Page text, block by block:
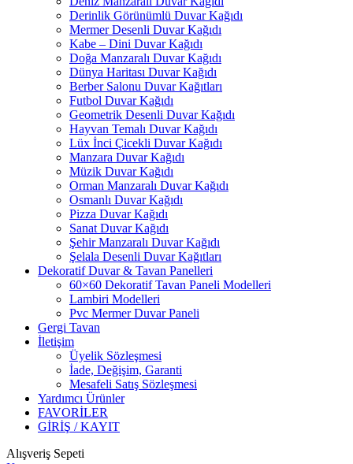
Derinlik Görünümlü Duvar Kağıdı
Mermer Desenli Duvar Kağıdı
Kabe – Dini Duvar Kağıdı
Doğa Manzaralı Duvar Kağıdı
Dünya Haritası Duvar Kağıdı
Berber Salonu Duvar Kağıtları
Futbol Duvar Kağıdı
Geometrik Desenli Duvar Kağıdı
Hayvan Temalı Duvar Kağıdı
Lüx İnci Çicekli Duvar Kağıdı
Manzara Duvar Kağıdı
Müzik Duvar Kağıdı
Orman Manzaralı Duvar Kağıdı
Osmanlı Duvar Kağıdı
Pizza Duvar Kağıdı
Sanat Duvar Kağıdı
Şehir Manzaralı Duvar Kağıdı
Şelala Desenli Duvar Kağıtları
Dekoratif Duvar & Tavan Panelleri
60×60 Dekoratif Tavan Paneli Modelleri
Lambiri Modelleri
Pvc Mermer Duvar Paneli
Gergi Tavan
İletişim
Üyelik Sözleşmesi
İade, Değişim, Garanti
Mesafeli Satış Sözleşmesi
Yardımcı Ürünler
FAVORİLER
GİRİŞ / KAYIT
Alışveriş Sepeti